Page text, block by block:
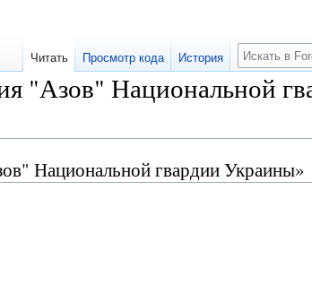
"Азов" Национальной
Национальной гвардии Украины»
Читать Просмотр кода История